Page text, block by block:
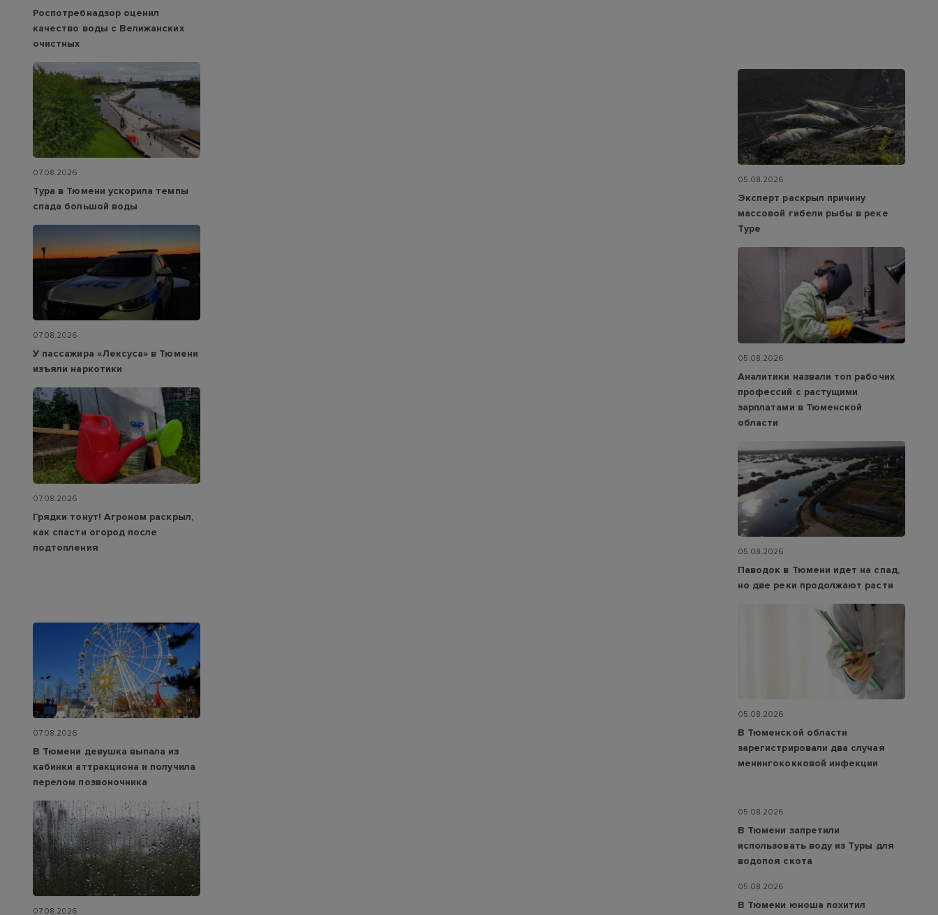
Роспотребнадзор оценил
качество воды с Велижанских
очистных
07.08.2026
Тура в Тюмени ускорила темпы
спада большой воды
07.08.2026
У пассажира «Лексуса» в Тюмени
изъяли наркотики
07.08.2026
Грядки тонут! Агроном раскрыл,
как спасти огород после
подтопления
07.08.2026
В Тюмени девушка выпала из
кабинки аттракциона и получила
перелом позвоночника
07.08.2026
05.08.2026
Эксперт раскрыл причину
массовой гибели рыбы в реке
Туре
05.08.2026
Аналитики назвали топ рабочих
профессий с растущими
зарплатами в Тюменской
области
05.08.2026
Паводок в Тюмени идет на спад,
но две реки продолжают расти
05.08.2026
В Тюменской области
зарегистрировали два случая
менингококковой инфекции
05.08.2026
В Тюмени запретили
использовать воду из Туры для
водопоя скота
05.08.2026
В Тюмени юноша похитил